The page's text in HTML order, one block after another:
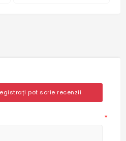
pot scrie recenzii
*